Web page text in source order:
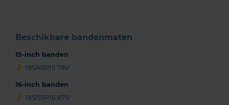
Beschikbare bandenmaten
15-inch banden
195/45R15 78V
16-inch banden
195/55R16 87V